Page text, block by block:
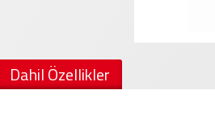
Dahil Özellikler